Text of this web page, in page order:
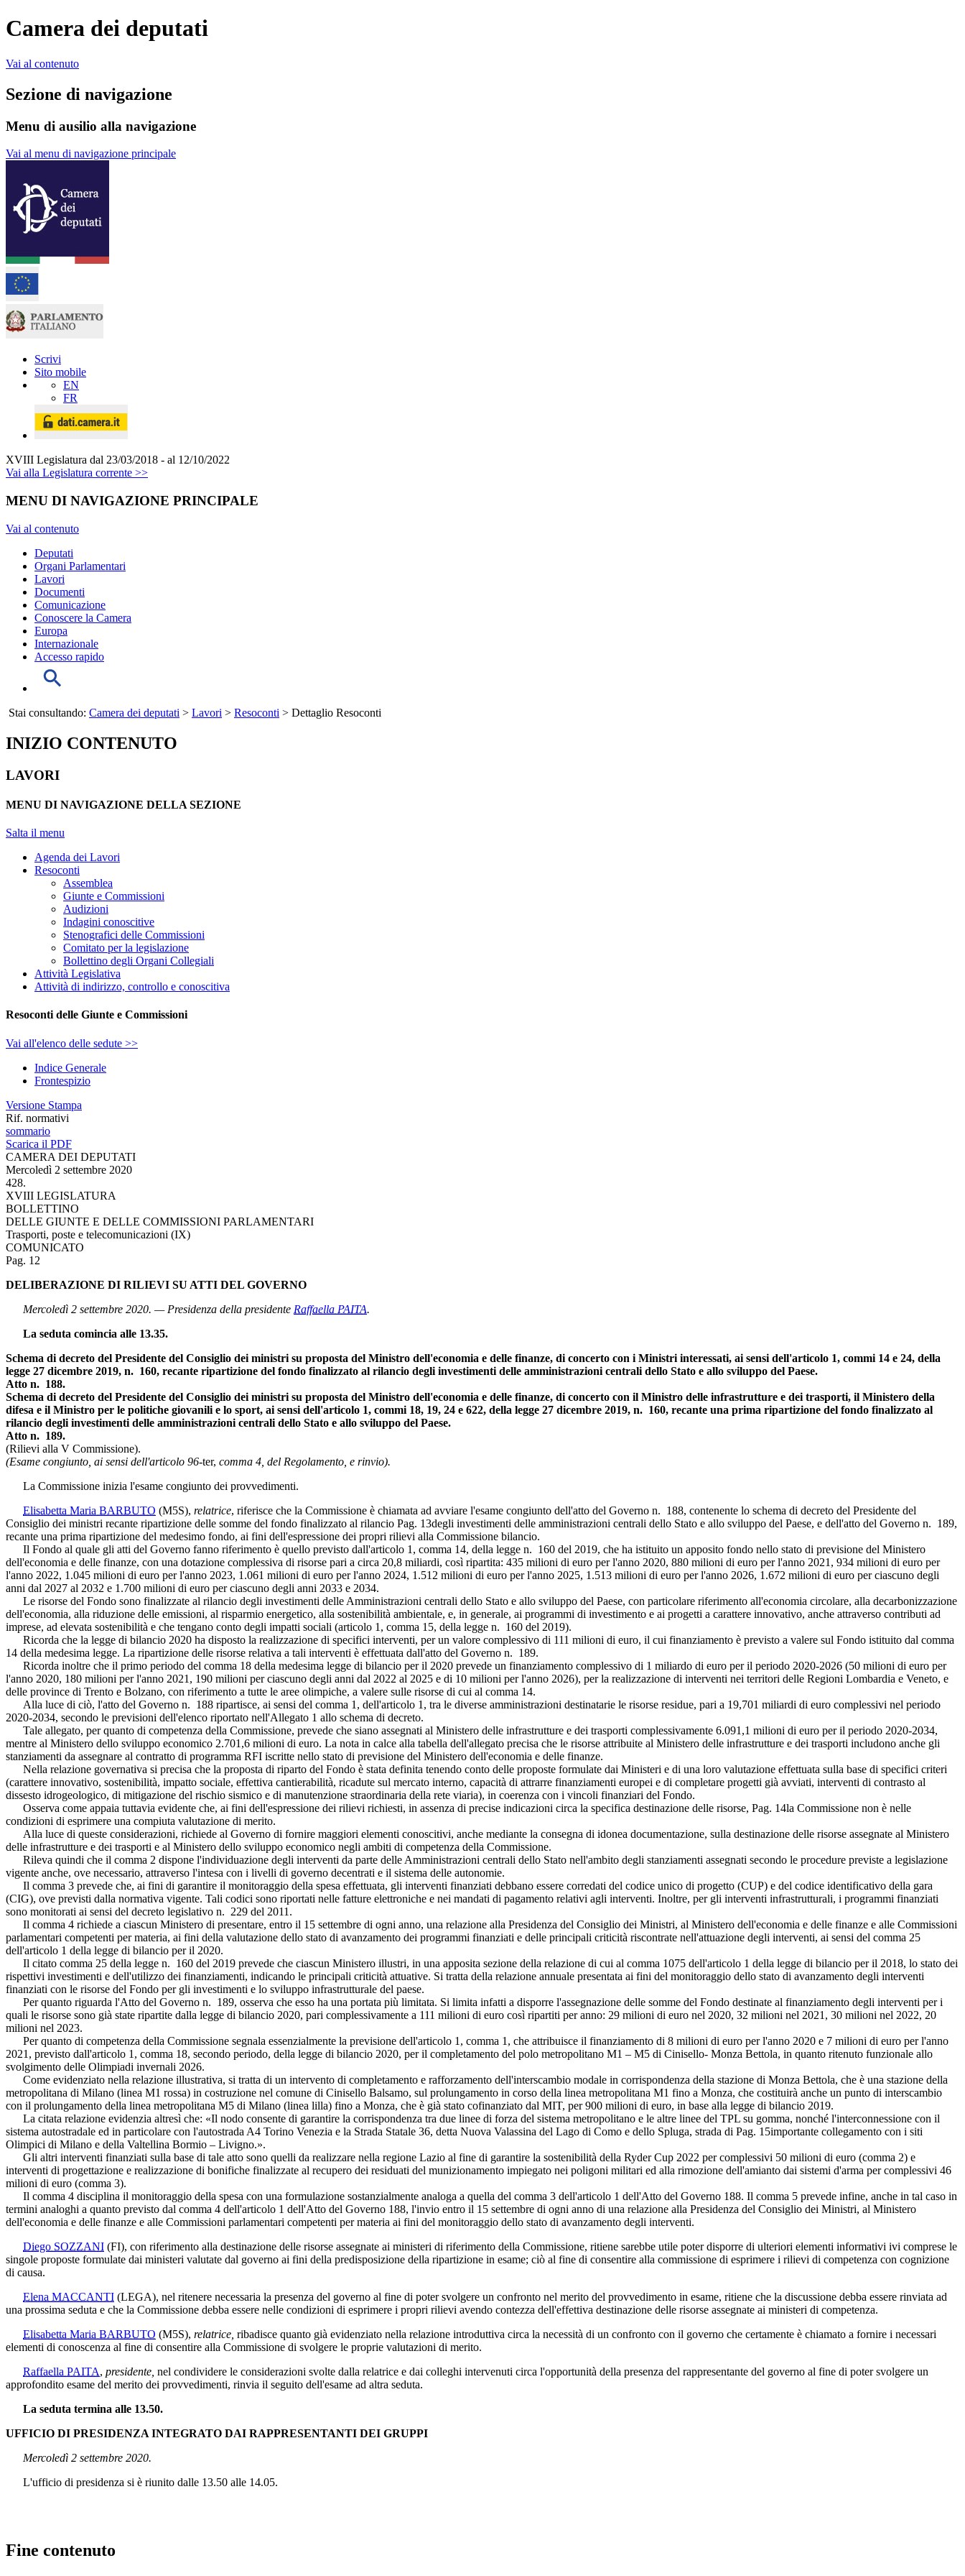
Camera dei deputati
Vai al contenuto
Sezione di navigazione
Menu di ausilio alla navigazione
Vai al menu di navigazione principale
Scrivi
Sito mobile
EN
FR
XVIII Legislatura dal 23/03/2018 - al 12/10/2022
Vai alla Legislatura corrente >>
MENU DI NAVIGAZIONE PRINCIPALE
Vai al contenuto
Deputati
Organi Parlamentari
Lavori
Documenti
Comunicazione
Conoscere la Camera
Europa
Internazionale
Accesso rapido
Stai consultando: Camera dei deputati > Lavori > Resoconti > Dettaglio Resoconti
INIZIO CONTENUTO
LAVORI
MENU DI NAVIGAZIONE DELLA SEZIONE
Salta il menu
Agenda dei Lavori
Resoconti
Assemblea
Giunte e Commissioni
Audizioni
Indagini conoscitive
Stenografici delle Commissioni
Comitato per la legislazione
Bollettino degli Organi Collegiali
Attività Legislativa
Attività di indirizzo, controllo e conoscitiva
Resoconti delle Giunte e Commissioni
Vai all'elenco delle sedute >>
Indice Generale
Frontespizio
Versione Stampa
Rif. normativi
sommario
Scarica il PDF
CAMERA DEI DEPUTATI
Mercoledì 2 settembre 2020
428.
XVIII LEGISLATURA
BOLLETTINO
DELLE GIUNTE E DELLE COMMISSIONI PARLAMENTARI
Trasporti, poste e telecomunicazioni (IX)
COMUNICATO
Pag. 12
DELIBERAZIONE DI RILIEVI SU ATTI DEL GOVERNO
Mercoledì 2 settembre 2020. — Presidenza della presidente Raffaella PAITA.
La seduta comincia alle 13.35.
Schema di decreto del Presidente del Consiglio dei ministri su proposta del Ministro dell'economia e delle finanze, di concerto con i Ministri interessati, ai sensi dell'articolo 1, commi 14 e 24, della
legge 27 dicembre 2019, n. 160, recante ripartizione del fondo finalizzato al rilancio degli investimenti delle amministrazioni centrali dello Stato e allo sviluppo del Paese.
Atto n. 188.
Schema di decreto del Presidente del Consiglio dei ministri su proposta del Ministro dell'economia e delle finanze, di concerto con il Ministro delle infrastrutture e dei trasporti, il Ministero della
difesa e il Ministro per le politiche giovanili e lo sport, ai sensi dell'articolo 1, commi 18, 19, 24 e 622, della legge 27 dicembre 2019, n. 160, recante una prima ripartizione del fondo finalizzato al
rilancio degli investimenti delle amministrazioni centrali dello Stato e allo sviluppo del Paese.
Atto n. 189.
(Rilievi alla V Commissione).
(Esame congiunto, ai sensi dell'articolo 96-ter, comma 4, del Regolamento, e rinvio).
La Commissione inizia l'esame congiunto dei provvedimenti.
Elisabetta Maria BARBUTO (M5S), relatrice, riferisce che la Commissione è chiamata ad avviare l'esame congiunto dell'atto del Governo n. 188, contenente lo schema di decreto del Presidente del
Consiglio dei ministri recante ripartizione delle somme del fondo finalizzato al rilancio Pag. 13degli investimenti delle amministrazioni centrali dello Stato e allo sviluppo del Paese, e dell'atto del Governo n. 189,
recante una prima ripartizione del medesimo fondo, ai fini dell'espressione dei propri rilievi alla Commissione bilancio.
Il Fondo al quale gli atti del Governo fanno riferimento è quello previsto dall'articolo 1, comma 14, della legge n. 160 del 2019, che ha istituito un apposito fondo nello stato di previsione del Ministero
dell'economia e delle finanze, con una dotazione complessiva di risorse pari a circa 20,8 miliardi, così ripartita: 435 milioni di euro per l'anno 2020, 880 milioni di euro per l'anno 2021, 934 milioni di euro per
l'anno 2022, 1.045 milioni di euro per l'anno 2023, 1.061 milioni di euro per l'anno 2024, 1.512 milioni di euro per l'anno 2025, 1.513 milioni di euro per l'anno 2026, 1.672 milioni di euro per ciascuno degli
anni dal 2027 al 2032 e 1.700 milioni di euro per ciascuno degli anni 2033 e 2034.
Le risorse del Fondo sono finalizzate al rilancio degli investimenti delle Amministrazioni centrali dello Stato e allo sviluppo del Paese, con particolare riferimento all'economia circolare, alla decarbonizzazione
dell'economia, alla riduzione delle emissioni, al risparmio energetico, alla sostenibilità ambientale, e, in generale, ai programmi di investimento e ai progetti a carattere innovativo, anche attraverso contributi ad
imprese, ad elevata sostenibilità e che tengano conto degli impatti sociali (articolo 1, comma 15, della legge n. 160 del 2019).
Ricorda che la legge di bilancio 2020 ha disposto la realizzazione di specifici interventi, per un valore complessivo di 111 milioni di euro, il cui finanziamento è previsto a valere sul Fondo istituito dal comma
14 della medesima legge. La ripartizione delle risorse relativa a tali interventi è effettuata dall'atto del Governo n. 189.
Ricorda inoltre che il primo periodo del comma 18 della medesima legge di bilancio per il 2020 prevede un finanziamento complessivo di 1 miliardo di euro per il periodo 2020-2026 (50 milioni di euro per
l'anno 2020, 180 milioni per l'anno 2021, 190 milioni per ciascuno degli anni dal 2022 al 2025 e di 10 milioni per l'anno 2026), per la realizzazione di interventi nei territori delle Regioni Lombardia e Veneto, e
delle province di Trento e Bolzano, con riferimento a tutte le aree olimpiche, a valere sulle risorse di cui al comma 14.
Alla luce di ciò, l'atto del Governo n. 188 ripartisce, ai sensi del comma 1, dell'articolo 1, tra le diverse amministrazioni destinatarie le risorse residue, pari a 19,701 miliardi di euro complessivi nel periodo
2020-2034, secondo le previsioni dell'elenco riportato nell'Allegato 1 allo schema di decreto.
Tale allegato, per quanto di competenza della Commissione, prevede che siano assegnati al Ministero delle infrastrutture e dei trasporti complessivamente 6.091,1 milioni di euro per il periodo 2020-2034,
mentre al Ministero dello sviluppo economico 2.701,6 milioni di euro. La nota in calce alla tabella dell'allegato precisa che le risorse attribuite al Ministero delle infrastrutture e dei trasporti includono anche gli
stanziamenti da assegnare al contratto di programma RFI iscritte nello stato di previsione del Ministero dell'economia e delle finanze.
Nella relazione governativa si precisa che la proposta di riparto del Fondo è stata definita tenendo conto delle proposte formulate dai Ministeri e di una loro valutazione effettuata sulla base di specifici criteri
(carattere innovativo, sostenibilità, impatto sociale, effettiva cantierabilità, ricadute sul mercato interno, capacità di attrarre finanziamenti europei e di completare progetti già avviati, interventi di contrasto al
dissesto idrogeologico, di mitigazione del rischio sismico e di manutenzione straordinaria della rete viaria), in coerenza con i vincoli finanziari del Fondo.
Osserva come appaia tuttavia evidente che, ai fini dell'espressione dei rilievi richiesti, in assenza di precise indicazioni circa la specifica destinazione delle risorse, Pag. 14la Commissione non è nelle
condizioni di esprimere una compiuta valutazione di merito.
Alla luce di queste considerazioni, richiede al Governo di fornire maggiori elementi conoscitivi, anche mediante la consegna di idonea documentazione, sulla destinazione delle risorse assegnate al Ministero
delle infrastrutture e dei trasporti e al Ministero dello sviluppo economico negli ambiti di competenza della Commissione.
Rileva quindi che il comma 2 dispone l'individuazione degli interventi da parte delle Amministrazioni centrali dello Stato nell'ambito degli stanziamenti assegnati secondo le procedure previste a legislazione
vigente anche, ove necessario, attraverso l'intesa con i livelli di governo decentrati e il sistema delle autonomie.
Il comma 3 prevede che, ai fini di garantire il monitoraggio della spesa effettuata, gli interventi finanziati debbano essere corredati del codice unico di progetto (CUP) e del codice identificativo della gara
(CIG), ove previsti dalla normativa vigente. Tali codici sono riportati nelle fatture elettroniche e nei mandati di pagamento relativi agli interventi. Inoltre, per gli interventi infrastrutturali, i programmi finanziati
sono monitorati ai sensi del decreto legislativo n. 229 del 2011.
Il comma 4 richiede a ciascun Ministero di presentare, entro il 15 settembre di ogni anno, una relazione alla Presidenza del Consiglio dei Ministri, al Ministero dell'economia e delle finanze e alle Commissioni
parlamentari competenti per materia, ai fini della valutazione dello stato di avanzamento dei programmi finanziati e delle principali criticità riscontrate nell'attuazione degli interventi, ai sensi del comma 25
dell'articolo 1 della legge di bilancio per il 2020.
Il citato comma 25 della legge n. 160 del 2019 prevede che ciascun Ministero illustri, in una apposita sezione della relazione di cui al comma 1075 dell'articolo 1 della legge di bilancio per il 2018, lo stato dei
rispettivi investimenti e dell'utilizzo dei finanziamenti, indicando le principali criticità attuative. Si tratta della relazione annuale presentata ai fini del monitoraggio dello stato di avanzamento degli interventi
finanziati con le risorse del Fondo per gli investimenti e lo sviluppo infrastrutturale del paese.
Per quanto riguarda l'Atto del Governo n. 189, osserva che esso ha una portata più limitata. Si limita infatti a disporre l'assegnazione delle somme del Fondo destinate al finanziamento degli interventi per i
quali le risorse sono già state ripartite dalla legge di bilancio 2020, pari complessivamente a 111 milioni di euro così ripartiti per anno: 29 milioni di euro nel 2020, 32 milioni nel 2021, 30 milioni nel 2022, 20
milioni nel 2023.
Per quanto di competenza della Commissione segnala essenzialmente la previsione dell'articolo 1, comma 1, che attribuisce il finanziamento di 8 milioni di euro per l'anno 2020 e 7 milioni di euro per l'anno
2021, previsto dall'articolo 1, comma 18, secondo periodo, della legge di bilancio 2020, per il completamento del polo metropolitano M1 – M5 di Cinisello- Monza Bettola, in quanto ritenuto funzionale allo
svolgimento delle Olimpiadi invernali 2026.
Come evidenziato nella relazione illustrativa, si tratta di un intervento di completamento e rafforzamento dell'interscambio modale in corrispondenza della stazione di Monza Bettola, che è una stazione della
metropolitana di Milano (linea M1 rossa) in costruzione nel comune di Cinisello Balsamo, sul prolungamento in corso della linea metropolitana M1 fino a Monza, che costituirà anche un punto di interscambio
con il prolungamento della linea metropolitana M5 di Milano (linea lilla) fino a Monza, che è già stato cofinanziato dal MIT, per 900 milioni di euro, in base alla legge di bilancio 2019.
La citata relazione evidenzia altresì che: «Il nodo consente di garantire la corrispondenza tra due linee di forza del sistema metropolitano e le altre linee del TPL su gomma, nonché l'interconnessione con il
sistema autostradale ed in particolare con l'autostrada A4 Torino Venezia e la Strada Statale 36, detta Nuova Valassina del Lago di Como e dello Spluga, strada di Pag. 15importante collegamento con i siti
Olimpici di Milano e della Valtellina Bormio – Livigno.».
Gli altri interventi finanziati sulla base di tale atto sono quelli da realizzare nella regione Lazio al fine di garantire la sostenibilità della Ryder Cup 2022 per complessivi 50 milioni di euro (comma 2) e
interventi di progettazione e realizzazione di bonifiche finalizzate al recupero dei residuati del munizionamento impiegato nei poligoni militari ed alla rimozione dell'amianto dai sistemi d'arma per complessivi 46
milioni di euro (comma 3).
Il comma 4 disciplina il monitoraggio della spesa con una formulazione sostanzialmente analoga a quella del comma 3 dell'articolo 1 dell'Atto del Governo 188. Il comma 5 prevede infine, anche in tal caso in
termini analoghi a quanto previsto dal comma 4 dell'articolo 1 dell'Atto del Governo 188, l'invio entro il 15 settembre di ogni anno di una relazione alla Presidenza del Consiglio dei Ministri, al Ministero
dell'economia e delle finanze e alle Commissioni parlamentari competenti per materia ai fini del monitoraggio dello stato di avanzamento degli interventi.
Diego SOZZANI (FI), con riferimento alla destinazione delle risorse assegnate ai ministeri di riferimento della Commissione, ritiene sarebbe utile poter disporre di ulteriori elementi informativi ivi comprese le
singole proposte formulate dai ministeri valutate dal governo ai fini della predisposizione della ripartizione in esame; ciò al fine di consentire alla commissione di esprimere i rilievi di competenza con cognizione
di causa.
Elena MACCANTI (LEGA), nel ritenere necessaria la presenza del governo al fine di poter svolgere un confronto nel merito del provvedimento in esame, ritiene che la discussione debba essere rinviata ad
una prossima seduta e che la Commissione debba essere nelle condizioni di esprimere i propri rilievi avendo contezza dell'effettiva destinazione delle risorse assegnate ai ministeri di competenza.
Elisabetta Maria BARBUTO (M5S), relatrice, ribadisce quanto già evidenziato nella relazione introduttiva circa la necessità di un confronto con il governo che certamente è chiamato a fornire i necessari
elementi di conoscenza al fine di consentire alla Commissione di svolgere le proprie valutazioni di merito.
Raffaella PAITA, presidente, nel condividere le considerazioni svolte dalla relatrice e dai colleghi intervenuti circa l'opportunità della presenza del rappresentante del governo al fine di poter svolgere un
approfondito esame del merito dei provvedimenti, rinvia il seguito dell'esame ad altra seduta.
La seduta termina alle 13.50.
UFFICIO DI PRESIDENZA INTEGRATO DAI RAPPRESENTANTI DEI GRUPPI
Mercoledì 2 settembre 2020.
L'ufficio di presidenza si è riunito dalle 13.50 alle 14.05.
Fine contenuto